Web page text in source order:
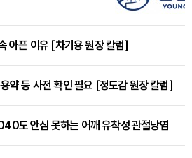
아픈 이유 [차기용 원장 칼럼]
약 등 사전 확인 필요 [정도감 원장 칼럼]
도 안심 못하는 어깨 유착성 관절낭염